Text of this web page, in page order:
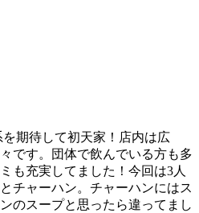
期待して初天家！店内は広
です。団体で飲んでいる方も多
も充実してました！今回は3人
チャーハン。チャーハンにはス
のスープと思ったら違ってまし